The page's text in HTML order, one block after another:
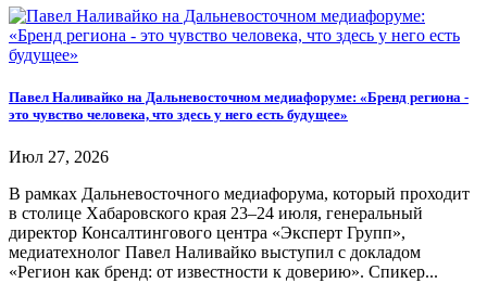
Павел Наливайко на Дальневосточном медиафоруме: «Бренд региона -
это чувство человека, что здесь у него есть будущее»
Июл 27, 2026
В рамках Дальневосточного медиафорума, который проходит
в столице Хабаровского края 23–24 июля, генеральный
директор Консалтингового центра «Эксперт Групп»,
медиатехнолог Павел Наливайко выступил с докладом
«Регион как бренд: от известности к доверию». Спикер...